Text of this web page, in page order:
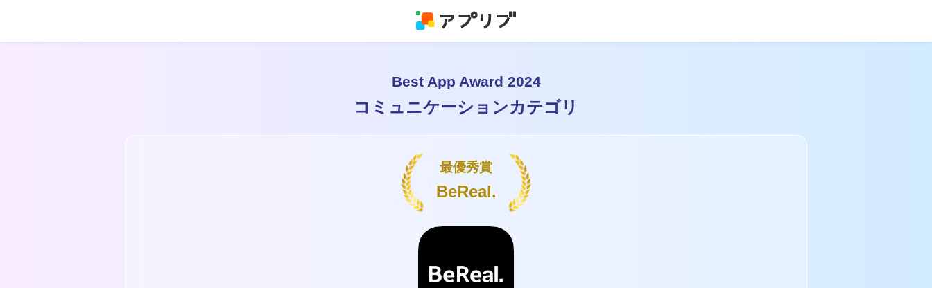
Best App Award 2024
コミュニケーションカテゴリ
最優秀賞
BeReal.